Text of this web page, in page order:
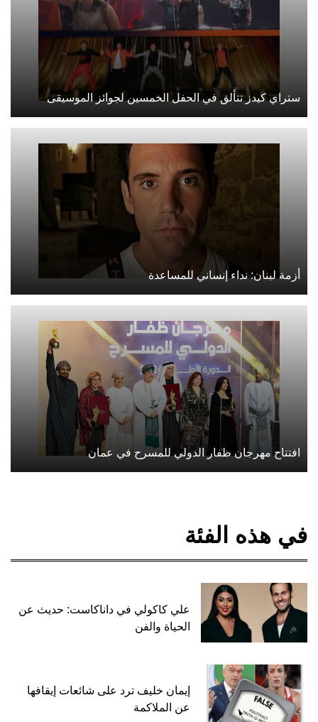
ستراي كيدز تتألق في الحفل الخمسين لجوائز الموسيقى
أزمة لبنان: نداء إنساني للمساعدة
افتتاح مهرجان ظفار الدولي للمسرح في عمان
في هذه الفئة
علي كاكولي في داناكاست: حديث عن
الحياة والفن
إيمان خليف ترد على شائعات إيقافها
عن الملاكمة